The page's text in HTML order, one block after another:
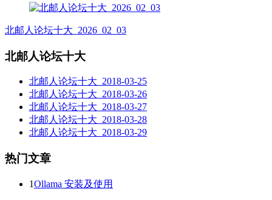
北邮人论坛十大_2026_02_03
北邮人论坛十大
北邮人论坛十大_2018-03-25
北邮人论坛十大_2018-03-26
北邮人论坛十大_2018-03-27
北邮人论坛十大_2018-03-28
北邮人论坛十大_2018-03-29
热门文章
1Ollama 安装及使用